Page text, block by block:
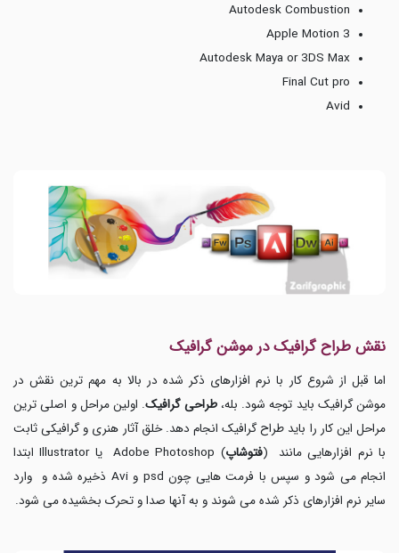
Autodesk Combustion
Apple Motion 3
Autodesk Maya or 3DS Max
Final Cut pro
Avid
نقش طراح گرافیک در موشن گرافیک
اما قبل از شروع کار با نرم افزارهای ذکر شده در بالا به مهم ترین نقش در
موشن گرافیک باید توجه شود. بله،طراحی گرافیک. اولین مراحل و اصلی ترین
مراحل این کار را باید طراح گرافیک انجام دهد. خلق آثار هنری و گرافیکی ثابت
با نرم افزارهایی مانند (فتوشاپ
) Adobe Photoshop یا Illustrator ابتدا
انجام می شود و سپس با فرمت هایی چون psd و Avi ذخیره شده و وارد
سایر نرم افزارهای ذکر شده می شوند و به آنها صدا و تحرک بخشیده می شود.